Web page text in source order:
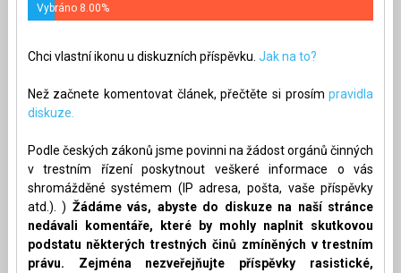
Vybráno 8.00%
Chci vlastní ikonu u diskuzních příspěvku. Jak na to?
Než začnete komentovat článek, přečtěte si prosímpravidla
diskuze.
Podle českých zákonů jsme povinni na žádost orgánů činných
v trestním řízení poskytnout veškeré informace o vás
shromážděné systémem (IP adresa, pošta, vaše příspěvky
atd.). ) Žádáme vás, abyste do diskuze na naší stránce
nedávali komentáře, které by mohly naplnit skutkovou
podstatu některých trestných činů zmíněných v trestním
právu. Zejména nezveřejňujte příspěvky rasistické,